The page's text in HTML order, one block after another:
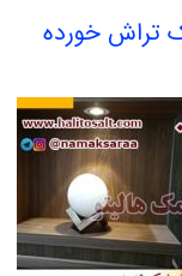
تراش خورده